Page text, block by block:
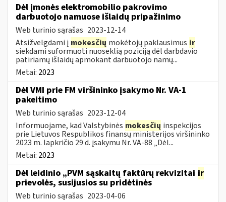
Dėl įmonės elektromobilio pakrovimo
darbuotojo namuose išlaidų pripažinimo
Web turinio sąrašas 2023-12-14
Atsižvelgdami į mokesčių mokėtojų paklausimus ir
siekdami suformuoti nuoseklią poziciją dėl darbdavio
patiriamų išlaidų apmokant darbuotojo namų...
Metai: 2023
Dėl VMI prie FM viršininko įsakymo Nr. VA-1
pakeitimo
Web turinio sąrašas 2023-12-04
Informuojame, kad Valstybinės mokesčių inspekcijos
prie Lietuvos Respublikos finansų ministerijos viršininko
2023 m. lapkričio 29 d. įsakymu Nr. VA-88 „Dėl...
Metai: 2023
Dėl leidinio „PVM sąskaitų faktūrų rekvizitai ir
prievolės, susijusios su pridėtinės
Web turinio sąrašas 2023-04-06